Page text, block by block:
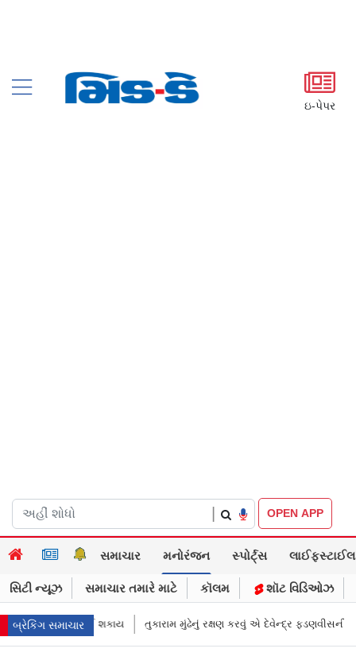
ઇ-પેપર
OPEN APP
સમાચાર મનોરંજન સ્પોર્ટ્સ લાઈફસ્ટાઈલ
સિટી ન્યૂઝ સમાચાર તમારે માટે કૉલમ શૉટ વિડિઓઝ
બ્રેકિંગ સમાચાર
લઈ શકાય તુકારામ મુંઢેનું રક્ષણ કરવું એ દેવેન્દ્ર ફડણવીસની પ્રાયોરિટી અને